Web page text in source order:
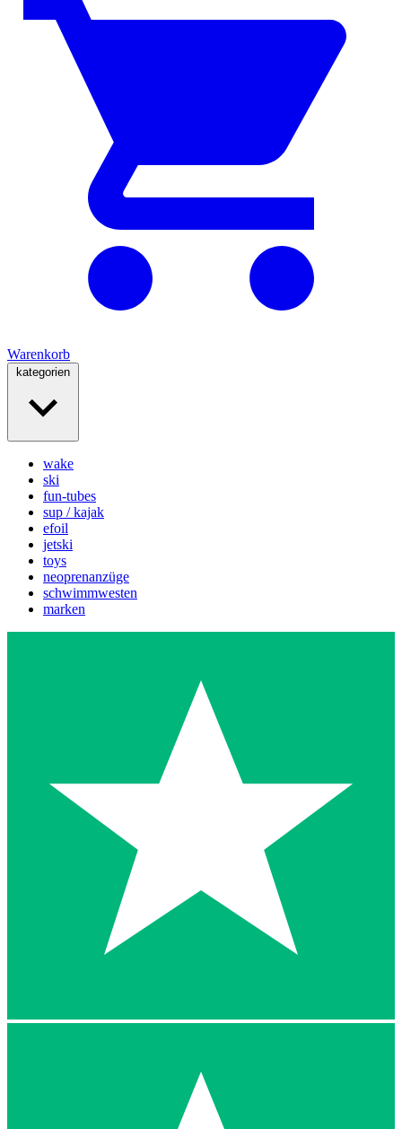
Warenkorb
kategorien
wake
ski
fun-tubes
sup / kajak
efoil
jetski
toys
neoprenanzüge
schwimmwesten
marken